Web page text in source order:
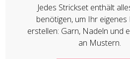
Jedes Strickset enthält
benötigen, um Ihr eigenes
erstellen: Garn, Nadeln und
an Mustern.